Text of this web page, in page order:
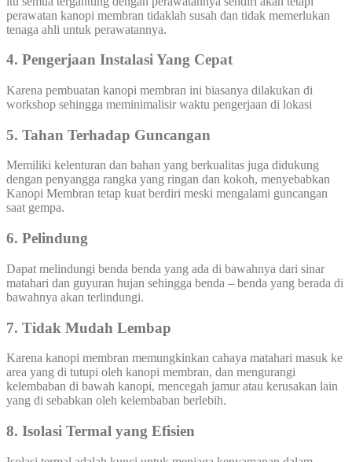
perawatan kanopi membran tidaklah susah dan tidak memerlukan
tenaga ahli untuk perawatannya.
4. Pengerjaan Instalasi Yang Cepat
Karena pembuatan kanopi membran ini biasanya dilakukan di
workshop sehingga meminimalisir waktu pengerjaan di lokasi
5. Tahan Terhadap Guncangan
Memiliki kelenturan dan bahan yang berkualitas juga didukung
dengan penyangga rangka yang ringan dan kokoh, menyebabkan
Kanopi Membran tetap kuat berdiri meski mengalami guncangan
saat gempa.
6. Pelindung
Dapat melindungi benda benda yang ada di bawahnya dari sinar
matahari dan guyuran hujan sehingga benda – benda yang berada di
bawahnya akan terlindungi.
7. Tidak Mudah Lembap
Karena kanopi membran memungkinkan cahaya matahari masuk ke
area yang di tutupi oleh kanopi membran, dan mengurangi
kelembaban di bawah kanopi, mencegah jamur atau kerusakan lain
yang di sebabkan oleh kelembaban berlebih.
8. Isolasi Termal yang Efisien